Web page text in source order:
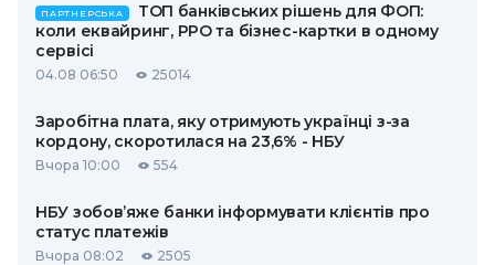
ПАРТНЕРСЬКА
ТОП банківських рішень для ФОП:
коли еквайринг, РРО та бізнес-картки в одному
сервісі
04.08 06:50 25014
Заробітна плата, яку отримують українці з-за
кордону, скоротилася на 23,6% - НБУ
Вчора 10:00 554
НБУ зобов’яже банки інформувати клієнтів про
статус платежів
Вчора 08:02 2505